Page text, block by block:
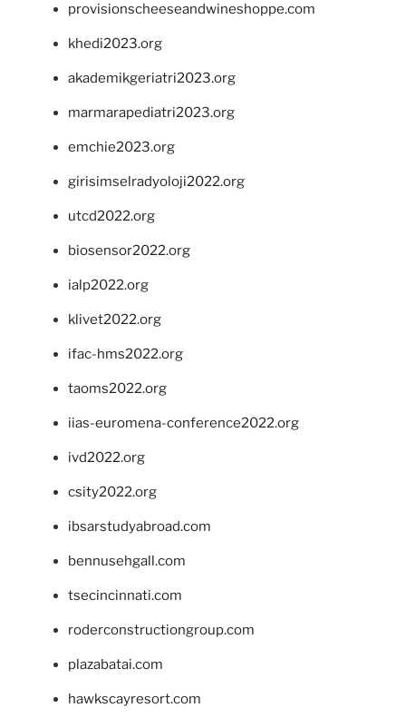
provisionscheeseandwineshoppe.com
khedi2023.org
akademikgeriatri2023.org
marmarapediatri2023.org
emchie2023.org
girisimselradyoloji2022.org
utcd2022.org
biosensor2022.org
ialp2022.org
klivet2022.org
ifac-hms2022.org
taoms2022.org
iias-euromena-conference2022.org
ivd2022.org
csity2022.org
ibsarstudyabroad.com
bennusehgall.com
tsecincinnati.com
roderconstructiongroup.com
plazabatai.com
hawkscayresort.com